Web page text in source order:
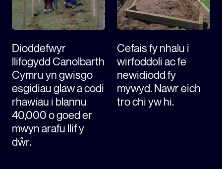
Dioddefwyr
llifogydd Canolbarth
Cymru yn gwisgo
esgidiau glaw a codi
rhawiau i blannu
40,000 o goed er
mwyn arafu llif y
dŵr.
Cefais fy nhalu i
wirfoddoli ac fe
newidiodd fy
mywyd. Nawr eich
tro chi yw hi.